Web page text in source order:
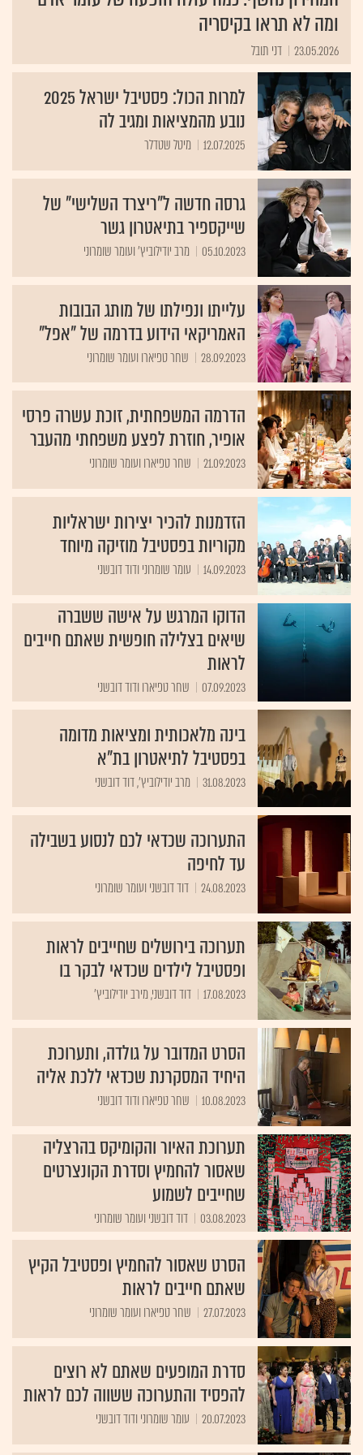
ומה לא תראו בקיסריה
23.05.2026 דני תובל
למרות הכול: פסטיבל ישראל 2025
נובע מהמציאות ומגיב לה
12.07.2025 מיטל שטדלר
גרסה חדשה ל"ריצרד השלישי" של
שייקספיר בתיאטרון גשר
05.10.2023 מרב יודילוביץ' ועומר שומרוני
עלייתו ונפילתו של מותג הבובות
האמריקאי הידוע בדרמה של "אפל"
28.09.2023 שחר טפיארו ועומר שומרוני
הדרמה המשפחתית, זוכת עשרה פרסי
אופיר, חוזרת לפצע משפחתי מהעבר
21.09.2023 שחר טפיארו ועומר שומרוני
הזדמנות להכיר יצירות ישראליות
מקוריות בפסטיבל מוזיקה מיוחד
14.09.2023 עומר שומרוני ודוד דובשני
הדוקו המרגש על אישה ששברה
שיאים בצלילה חופשית שאתם חייבים
לראות
07.09.2023 שחר טפיארו ודוד דובשני
בינה מלאכותית ומציאות מדומה
בפסטיבל לתיאטרון בת"א
31.08.2023 מרב יודילוביץ', דוד דובשני
התערוכה שכדאי לכם לנסוע בשבילה
עד לחיפה
24.08.2023 דוד דובשני ועומר שומרוני
תערוכה בירושלים שחייבים לראות
ופסטיבל לילדים שכדאי לבקר בו
17.08.2023 דוד דובשני, מירב יודילוביץ'
הסרט המדובר על גולדה, ותערוכת
היחיד המסקרנת שכדאי ללכת אליה
10.08.2023 שחר טפיארו ודוד דובשני
תערוכת האיור והקומיקס בהרצליה
שאסור להחמיץ וסדרת הקונצרטים
שחייבים לשמוע
03.08.2023 דוד דובשני ועומר שומרוני
הסרט שאסור להחמיץ ופסטיבל הקיץ
שאתם חייבים לראות
27.07.2023 שחר טפיארו ועומר שומרוני
סדרת המופעים שאתם לא רוצים
להפסיד והתערוכה ששווה לכם לראות
20.07.2023 עומר שומרוני ודוד דובשני